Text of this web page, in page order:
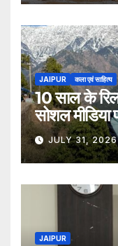
JAIPUR कला एवं साहित्य
10 साल के
सोशल मीडिया
JULY 31,
JAIPUR